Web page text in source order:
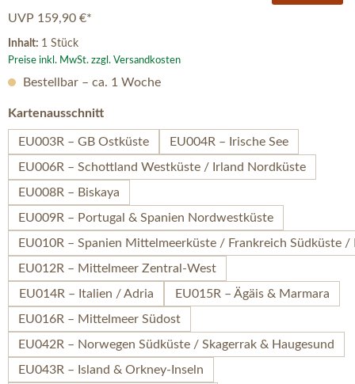
UVP 159,90 €*
Inhalt: 1 Stück
Preise inkl. MwSt. zzgl. Versandkosten
Bestellbar – ca. 1 Woche
Kartenausschnittauswählen
EU003R – GB Ostküste
EU004R – Irische See
EU006R – Schottland Westküste / Irland Nordküste
EU008R – Biskaya
EU009R – Portugal & Spanien Nordwestküste
EU010R – Spanien Mittelmeerküste / Frankreich Südküste /
EU012R – Mittelmeer Zentral-West
EU014R – Italien / Adria
EU015R – Ägäis & Marmara
EU016R – Mittelmeer Südost
EU042R – Norwegen Südküste / Skagerrak & Haugesund
EU043R – Island & Orkney-Inseln